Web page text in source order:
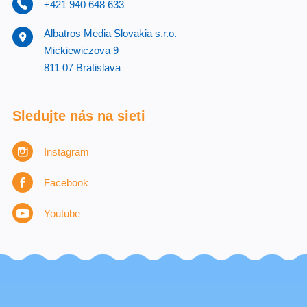
+421 940 648 633
Albatros Media Slovakia s.r.o.
Mickiewiczova 9
811 07 Bratislava
Sledujte nás na sieti
Instagram
Facebook
Youtube